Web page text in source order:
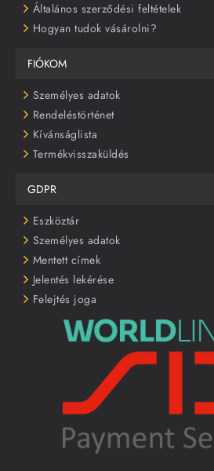
Általános szerződési feltételek
Hogyan tudok vásárolni?
FIÓKOM
Személyes adatok
Rendeléstörténet
Kívánságlista
Termékvisszaküldés
GDPR
Eszköztár
Személyes adatok
Mentett címek
Jelentés lekérése
Felejtés joga